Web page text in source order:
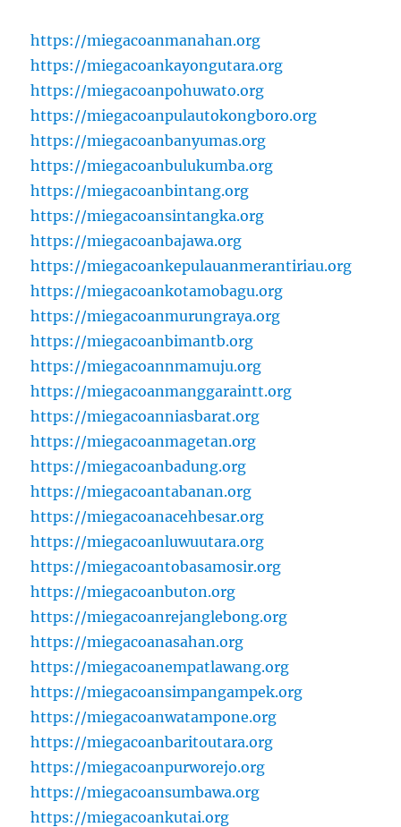
https://miegacoanmanahan.org
https://miegacoankayongutara.org
https://miegacoanpohuwato.org
https://miegacoanpulautokongboro.org
https://miegacoanbanyumas.org
https://miegacoanbulukumba.org
https://miegacoanbintang.org
https://miegacoansintangka.org
https://miegacoanbajawa.org
https://miegacoankepulauanmerantiriau.org
https://miegacoankotamobagu.org
https://miegacoanmurungraya.org
https://miegacoanbimantb.org
https://miegacoannmamuju.org
https://miegacoanmanggaraintt.org
https://miegacoanniasbarat.org
https://miegacoanmagetan.org
https://miegacoanbadung.org
https://miegacoantabanan.org
https://miegacoanacehbesar.org
https://miegacoanluwuutara.org
https://miegacoantobasamosir.org
https://miegacoanbuton.org
https://miegacoanrejanglebong.org
https://miegacoanasahan.org
https://miegacoanempatlawang.org
https://miegacoansimpangampek.org
https://miegacoanwatampone.org
https://miegacoanbaritoutara.org
https://miegacoanpurworejo.org
https://miegacoansumbawa.org
https://miegacoankutai.org